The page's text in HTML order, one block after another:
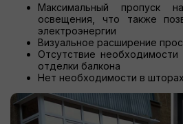
Максимальный пропуск
освещения, что также
электроэнергии
Визуальное расширение
Отсутствие
отделки балкона
Нет необходимости в